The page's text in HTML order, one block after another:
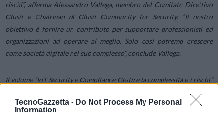
TecnoGazzetta - Do Not Process My Personal
Information
rischi”, afferma Alessandro Vallega, membro del Comitato Direttivo
Clusit e Chairman di Clusit Community for Security. “Il nostro
obiettivo è fornire un contributo per supportare professionisti ed
organizzazioni ad operare al meglio. Solo così potremo crescere
come società digitale nel suo complesso”, conclude Vallega.
Il volume “IoT Security e Compliance Gestire la complessità e i rischi”
illustra innanzi tutto il complesso scenario che fa da sfondo alle
molteplici possibilità di implementazione delle tecnologie IoT, a